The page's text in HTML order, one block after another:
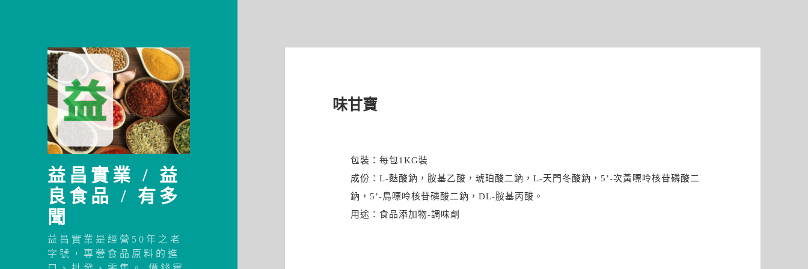
益昌實業 / 益
良食品 / 有多
聞
益昌實業是經營50年之老
字號，專營食品原料的進
味甘寶
包裝：每包1KG裝
成份：L-麩酸鈉，胺基乙酸，琥珀酸二鈉，L-天門冬酸鈉，5’-次黃嘌呤核苷磷酸二
鈉，5’-鳥嘌呤核苷磷酸二鈉，DL-胺基丙酸。
用途：食品添加物-調味劑